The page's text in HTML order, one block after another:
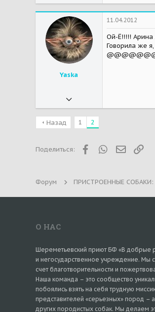
8 403
2 932
113
Москва, Митино, МО, Дедовск
Мои зверушки
Yaska
8 403
2 932
Москва, Митино, МО, Дедовск
11.04.2012
Ой-Ё!!!!! Арина
Говорила же
Назад 1 2
Поделиться: FacebookWhatsApp
Форум
О НАС
Шереметьевский приют БФ «В добрые
и негосударственное учреждение. Мы
счет благотворительности и
Наша команда – это сообщество
побоялись взять на себя трудную
представителей «серьезных» пород –
других породистых собак. Мы делаем